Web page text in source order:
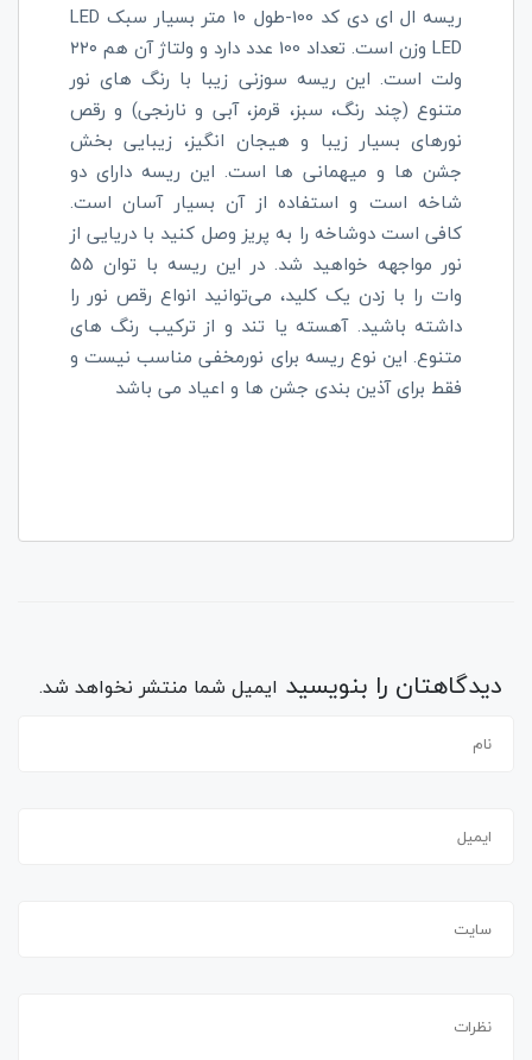
ریسه ال ای دی کد 100 -LED
طول 10 متر بسیار سبک
وزن است. تعداد 100 عدد LED
دارد و ولتاژ آن هم ۲۲۰
ولت است. این ریسه سوزنی زیبا با رنگ های نور
متنوع (چند رنگ، سبز، قرمز، آبی و نارنجی) و رقص
نورهای بسیار زیبا و هیجان انگیز، زیبایی بخش
جشن ها و میهمانی ها است. این ریسه دارای دو
شاخه است و استفاده از آن بسیار آسان است.
کافی است دوشاخه را به پریز وصل کنید با دریایی از
نور مواجهه خواهید شد. در این ریسه با توان ۵۵
وات را با زدن یک کلید، می‌توانید انواع رقص نور را
داشته باشید. آهسته یا تند و از ترکیب رنگ های
متنوع. این نوع ریسه برای نورمخفی مناسب نیست و
فقط برای آذین بندی جشن ها و اعیاد می باشد
دیدگاهتان را بنویسید ایمیل شما منتشر نخواهد شد.